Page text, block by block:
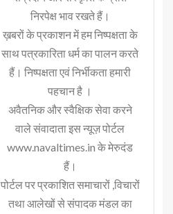
निरपेक्ष भाव रखते हैं।
ख़बरों के प्रकाशन में हम निष्पक्षता के
साथ पत्रकारिता धर्म का पालन करते
हैं। निष्पक्षता एवं निर्भीकता हमारी
पहचान है ।
अवैतनिक और स्वैक्षिक सेवा करने
वाले संवादाता इस न्यूज़ पोर्टल
www.navaltimes.in के मेरुदंड
हैं।
पोर्टल पर प्रकाशित समाचारों ,विचारों
तथा आलेखों से संपादक मंडल का